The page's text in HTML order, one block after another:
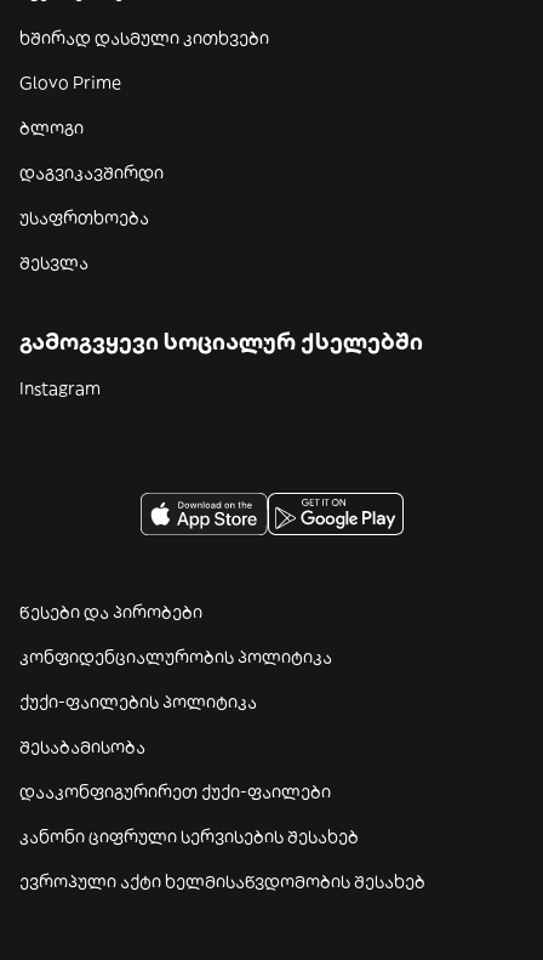
ხშირად დასმული კითხვები
Glovo Prime
ბლოგი
დაგვიკავშირდი
უსაფრთხოება
შესვლა
გამოგვყევი სოციალურ ქსელებში
Instagram
წესები და პირობები
კონფიდენციალურობის პოლიტიკა
ქუქი-ფაილების პოლიტიკა
შესაბამისობა
დააკონფიგურირეთ ქუქი-ფაილები
კანონი ციფრული სერვისების შესახებ
ევროპული აქტი ხელმისაწვდომობის შესახებ